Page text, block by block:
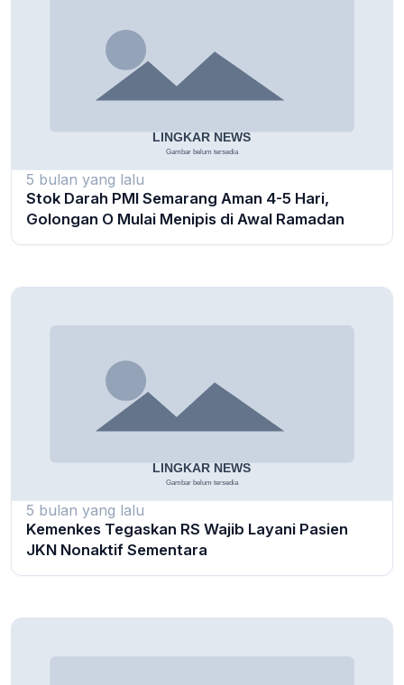
5 bulan yang lalu
Stok Darah PMI Semarang Aman 4-5 Hari,
Golongan O Mulai Menipis di Awal Ramadan
5 bulan yang lalu
Kemenkes Tegaskan RS Wajib Layani Pasien
JKN Nonaktif Sementara